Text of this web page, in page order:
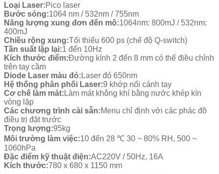
Loại Laser:Pico laser
Bước sóng:1064 nm / 532nm / 755nm
Năng lượng xung đơn đến mô:1064nm: 800mJ / 532nm:
400mJ
Chiều rộng xung:Tối thiểu 600 ps (chế độ Q-switch)
Tần suất lặp lại:1 đến 10Hz
Kích thước điểm:Đường kính 2 đến 8 mm có thể điều chỉnh
trên tay cầm
Diode Laser màu đỏ: Laser đỏ 650nm
Hệ thống phân phối Laser:9 khớp nối cánh tay
Cơ chế làm mát: Làm mát không khí bằng nước khép kín
vòng lặp
Các chương trình cài sẵn:Menu chỉ định với các phác đồ
điều trị đặt trước
Trọng lượng:95kg
Môi trường làm việc:10 đến 28 ℃ 30 ~ 80% RH, 500 ~
1060hPa
Đặc điểm kỹ thuật điện:AC220V / 50Hz, 16A
Kích thước:780 x 680 x 1150 mm